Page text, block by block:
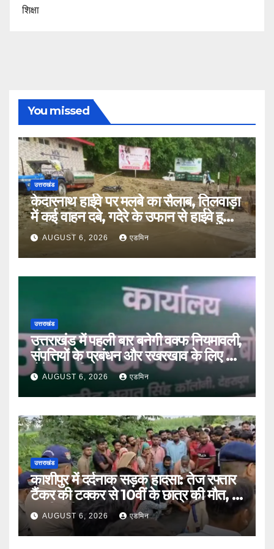
शिक्षा
You missed
उत्तराखंड
केदारनाथ हाईवे पर मलबे का सैलाब, तिलवाड़ा
में कई वाहन दबे, गदेरे के उफान से हाईवे हुआ
बंदAUGUST 6, 2026 एडमिन
उत्तराखंड
उत्तराखंड में पहली बार बनेगी वक्फ नियमावली,
संपत्तियों के प्रबंधन और रखरखाव के लिए तय
होंगे स्पष्ट नियम
AUGUST 6, 2026 एडमिन
उत्तराखंड
काशीपुर में दर्दनाक सड़क हादसा: तेज रफ्तार
टैंकर की टक्कर से 10वीं के छात्र की मौत, दो
साथी गंभीर घायल
AUGUST 6, 2026 एडमिन